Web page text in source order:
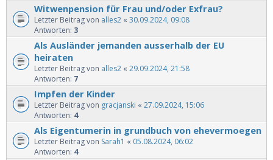
Witwenpension für Frau und/oder Exfrau?
Letzter Beitrag von alles2 « 30.09.2024, 09:08
Antworten: 3
Als Ausländer jemanden ausserhalb der EU
heiraten
Letzter Beitrag von alles2 « 29.09.2024, 21:58
Antworten: 7
Impfen der Kinder
Letzter Beitrag von gracjanski « 27.09.2024, 15:06
Antworten: 4
Als Eigentumerin in grundbuch von ehevermoegen
Letzter Beitrag von Sarah1 « 05.08.2024, 06:02
Antworten: 4